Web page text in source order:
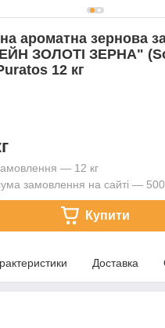
ароматна зернова
ЗОЛОТІ ЗЕРНА"
12 кг
— 12 кг
замовлення на сайті —
Купити
Доставка